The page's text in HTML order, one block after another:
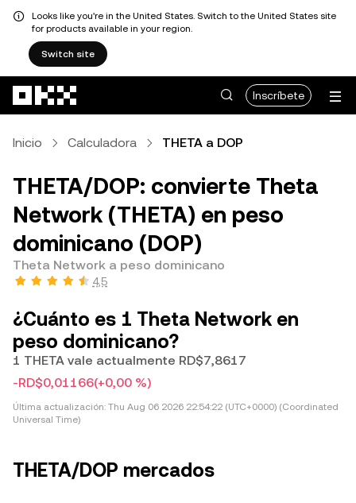
Looks like you're in the United States. Switch to the United States site
for products available in your region.
Switch site
Inscríbete
Inicio Calculadora THETA a DOP
THETA/DOP: convierte Theta
Network (THETA) en peso
dominicano (DOP)
Theta Network a peso dominicano
4,5
¿Cuánto es 1 Theta Network en
peso dominicano?
1 THETA vale actualmente RD$7,8617
-RD$0,01166(+0,00 %)
Última actualización: Thu Aug 06 2026 22:54:22 (UTC+0000) (Coordinated
Universal Time)
THETA/DOP mercados